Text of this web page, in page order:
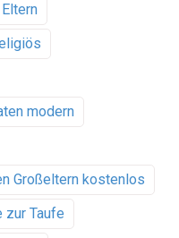
modern
Großeltern kostenlos
zur Taufe